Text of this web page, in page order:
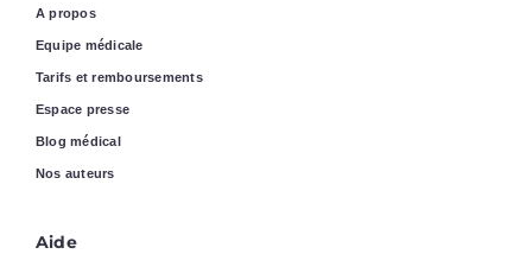
A propos
Equipe médicale
Tarifs et remboursements
Espace presse
Blog médical
Nos auteurs
Aide